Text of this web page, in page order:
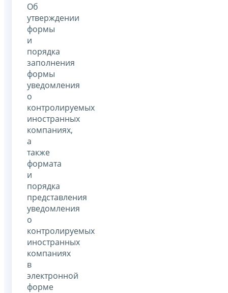
Об
утверждении
формы
и
порядка
заполнения
формы
уведомления
о
контролируемых
иностранных
компаниях,
а
также
формата
и
порядка
представления
уведомления
о
контролируемых
иностранных
компаниях
в
электронной
форме